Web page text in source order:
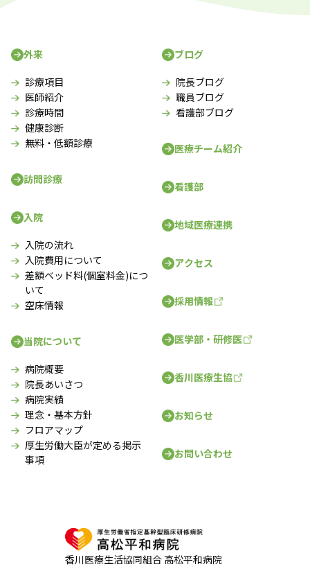
外来
診療項目
医師紹介
診療時間
健康診断
無料・低額診療
訪問診療
入院
入院の流れ
入院費用について
差額ベッド料(個室料金)につ
いて
空床情報
当院について
病院概要
院長あいさつ
病院実績
理念・基本方針
フロアマップ
厚生労働大臣が定める掲示
事項
ブログ
院長ブログ
職員ブログ
看護部ブログ
医療チーム紹介
看護部
地域医療連携
アクセス
採用情報
医学部・研修医
香川医療生協
お知らせ
お問い合わせ
香川医療生活協同組合 高松平和病院